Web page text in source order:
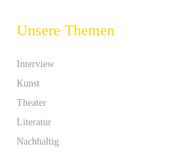
Unsere Themen
Interview
Kunst
Theater
Literatur
Nachhaltig